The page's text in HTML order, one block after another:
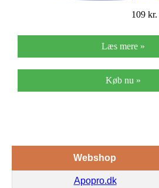
109 kr.
Læs mere »
Køb nu »
Webshop
Apopro.dk